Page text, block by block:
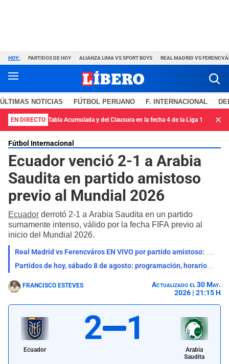
HOY: PARTIDOS DE HOY ALIANZA LIMA VS SPORT BOYS REAL MADRID VS
ÚLTIMAS NOTICIAS FÚTBOL PERUANO F. INTERNACIONAL
EN DIRECTO Tabla Acumulada y del Clausura en la fecha 4 de la Liga 1
Fútbol Internacional
Ecuador venció 2-1 a Arabia
Saudita en partido amistoso
previo al Mundial 2026
Ecuador derrotó 2-1 a Arabia Saudita en un partido
sumamente intenso, válido por la fecha FIFA previo al
inicio del Mundial 2026.
Real Madrid vs Ferencváros EN VIVO por partido amistoso: qué canal lo transmite, horario y pronóstico
Partidos de hoy, sábado 8 de agosto: programación, horarios y canales para ver fútbol EN VIVO
FRANCISCO ESTEVES
Actualizado el 30 May.
2026 | 21:15 H
Ecuador
2 1
Arabia
Saudita